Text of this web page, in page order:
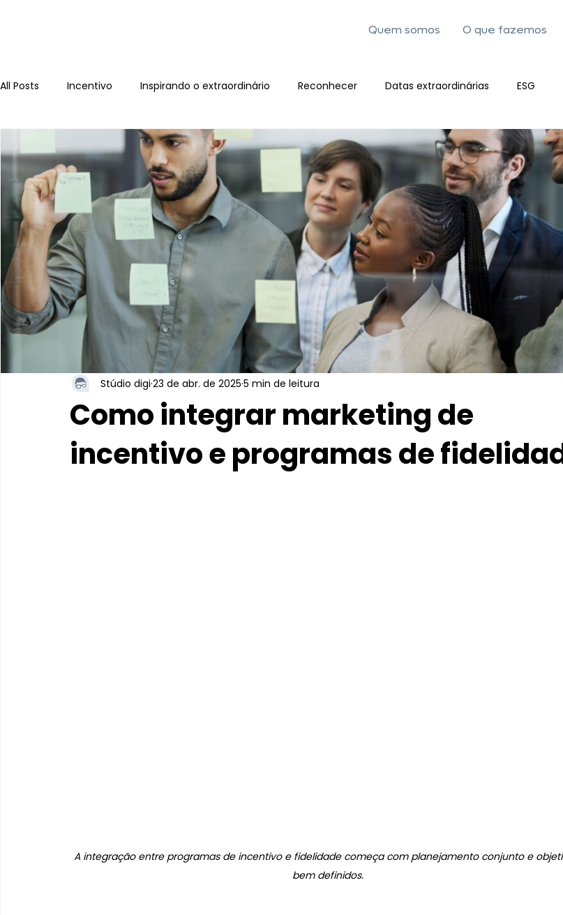
Quem somos O que fazemos
All Posts Incentivo Inspirando o extraordinário Reconhecer Datas extraordinárias ESG
Como integrar marketing de
incentivo e programas de
Stúdio digi 23 de abr. de 2025 5 min de leitura
A integração entre programas de incentivo e fidelidade começa com planejamento conjunto e
bem definidos.